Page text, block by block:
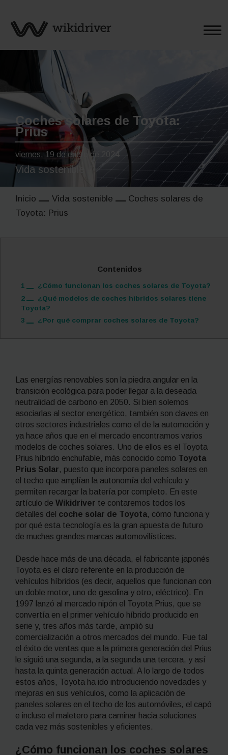
Coches solares de Toyota:
Prius
viernes, 19 de enero de 2024
Vida sostenible
Inicio Vida sostenible
Coches solares de
Toyota: Prius
Contenidos
1
¿Cómo funcionan los coches solares de Toyota?
2
¿Qué modelos de coches híbridos solares tiene
Toyota?
3
¿Por qué comprar coches solares de Toyota?
Las energías renovables son la piedra angular en la
transición ecológica para poder llegar a la deseada
neutralidad de carbono en 2050. Si bien solemos
asociarlas al sector energético, también son claves en
otros sectores industriales como el de la automoción y
ya hace años que en el mercado encontramos varios
modelos de coches solares. Uno de ellos es el Toyota
Prius híbrido enchufable, más conocido como Toyota
Prius Solar, puesto que incorpora paneles solares en
el techo que amplían la autonomía del vehículo y
permiten recargar la batería por completo. En este
artículo de Wikidriver te contaremos todos los
detalles del coche solar de Toyota, cómo funciona y
por qué esta tecnología es la gran apuesta de futuro
de muchas grandes marcas automovilísticas.
Desde hace más de una década, el fabricante japonés
Toyota es el claro referente en la producción de
vehículos híbridos (es decir, aquellos que funcionan con
un doble motor, uno de gasolina y otro, eléctrico). En
1997 lanzó al mercado nipón el Toyota Prius, que se
convertía en el primer vehículo híbrido producido en
serie y, tres años más tarde, amplió su
comercialización a otros mercados del mundo. Fue tal
el éxito de ventas que a la primera generación del Prius
le siguió una segunda, a la segunda una tercera, y así
hasta la quinta generación actual. A lo largo de todos
estos años, Toyota ha ido introduciendo novedades y
mejoras en sus vehículos, como la aplicación de
paneles solares en el techo de los automóviles, el capó
e incluso el maletero para caminar hacia soluciones
cada vez más sostenibles y eficientes.
¿Cómo funcionan los coches solares